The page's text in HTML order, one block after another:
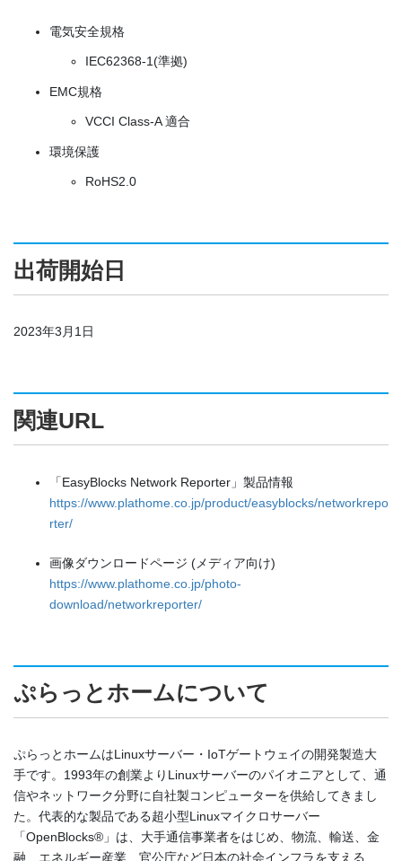
電気安全規格
IEC62368-1(準拠)
EMC規格
VCCI Class-A 適合
環境保護
RoHS2.0
出荷開始日
2023年3月1日
関連URL
「EasyBlocks Network Reporter」製品情報
https://www.plathome.co.jp/product/easyblocks/networkrepo
rter/
画像ダウンロードページ (メディア向け)
https://www.plathome.co.jp/photo-
download/networkreporter/
ぷらっとホームについて
ぷらっとホームはLinuxサーバー・IoTゲートウェイの開発製造大
手です。1993年の創業よりLinuxサーバーのパイオニアとして、通
信やネットワーク分野に自社製コンピューターを供給してきまし
た。代表的な製品である超小型Linuxマイクロサーバー
「OpenBlocks®」は、大手通信事業者をはじめ、物流、輸送、金
融、エネルギー産業、官公庁など日本の社会インフラを支える